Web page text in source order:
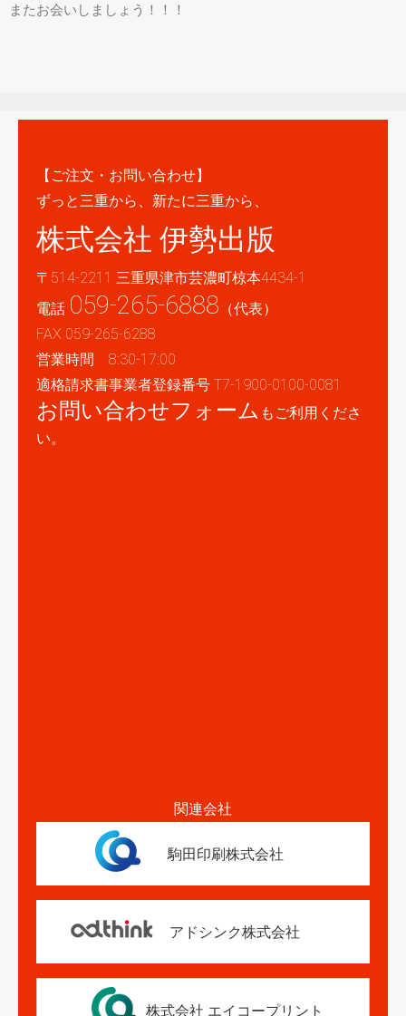
またお会いしましょう！！！
【ご注文・お問い合わせ】
ずっと三重から、新たに三重から、
株式会社 伊勢出版
〒514-2211 三重県津市芸濃町椋本4434-1
電話 059-265-6888 （代表）
FAX 059-265-6288
営業時間 8:30-17:00
適格請求書事業者登録番号 T7-1900-0100-0081
お問い合わせフォーム もご利用くださ
い。
関連会社
駒田印刷株式会社
アドシンク株式会社
株式会社 エイコープリント